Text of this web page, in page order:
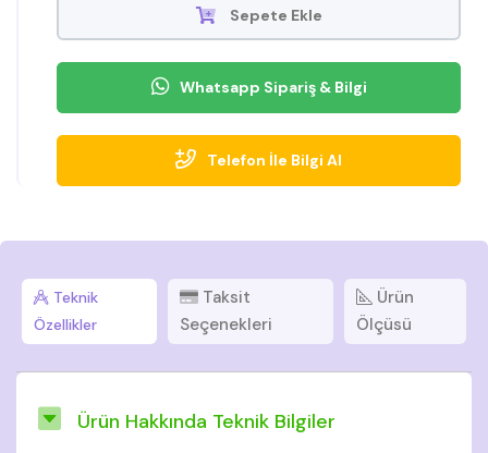
Sepete Ekle
Whatsapp Sipariş & Bilgi
Telefon İle Bilgi Al
Teknik
Özellikler
Taksit
Seçenekleri
Ürün
Ölçüsü
Ürün Hakkında Teknik Bilgiler